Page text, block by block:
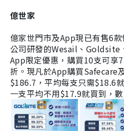
億世家
億家世門市及App現已有售6
公司研發的Wesail、Goldsite
App限定優惠，購買10支可享
折。現凡於App購買Safecare
$186.7，平均每支只需$18.6
一支平均不用$17.9就買到，